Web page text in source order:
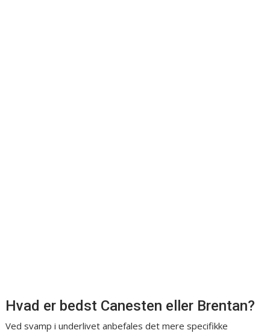
Hvad er bedst Canesten eller Brentan?
Ved svamp i underlivet anbefales det mere specifikke